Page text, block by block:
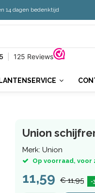
14 dagen bedenktijd
Union
Merk: Union
Op voorraad, voor
11,59 € 11,95 -